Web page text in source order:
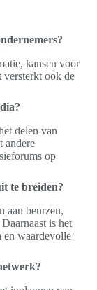
kansen voor
versterkt ook de
delen van
andere
op
te breiden?
aan beurzen,
is het
en waardevolle